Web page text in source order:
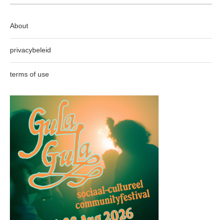
About
privacybeleid
terms of use